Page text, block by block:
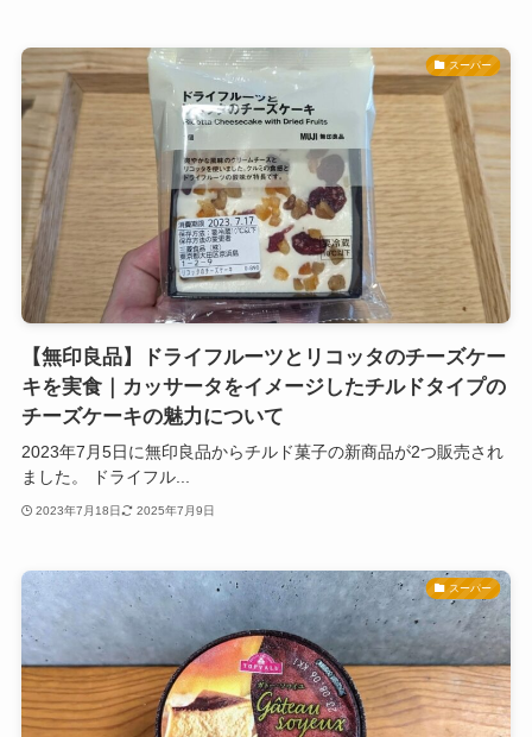
スーパー
【無印良品】ドライフルーツとリコッタのチーズケー
キを実食｜カッサータをイメージしたチルドタイプの
チーズケーキの魅力について
2023年7月5日に無印良品からチルド菓子の新商品が2つ販売され
ました。 ドライフル...
2023年7月18日 2025年7月9日
スーパー